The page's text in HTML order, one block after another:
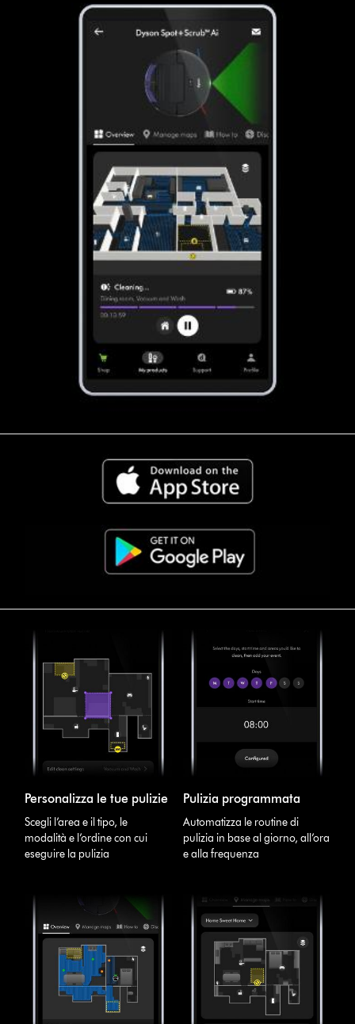
Personalizza le tue pulizie
Scegli l’area e il tipo, le
modalità e l’ordine con cui
eseguire la pulizia
Pulizia programmata
Automatizza le routine di
pulizia in base al giorno, all’ora
e alla frequenza